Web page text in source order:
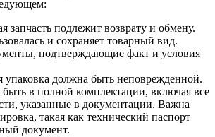
запчасть подлежит возврату и обмену.
и сохраняет товарный вид.
подтверждающие факт и условия
упаковка должна быть неповрежденной.
в полной комплектации, включая все
указанные в документации. Важна
такая как технический паспорт
документ.